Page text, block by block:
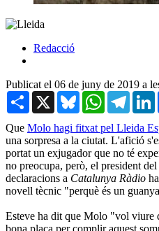
Redacció
Publicat el 06 de juny de 2019 a
Share X BlueskyWhatsApp
Que Molo hagi fitxat pel Lleida
una sorpresa a la ciutat. L'afició
portat un exjugador que no té
no preocupa, però, el president
declaracions a Catalunya Ràdio
novell tècnic "perquè és un
Esteve ha dit que Molo "vol viure
bona plaça per complir aquest